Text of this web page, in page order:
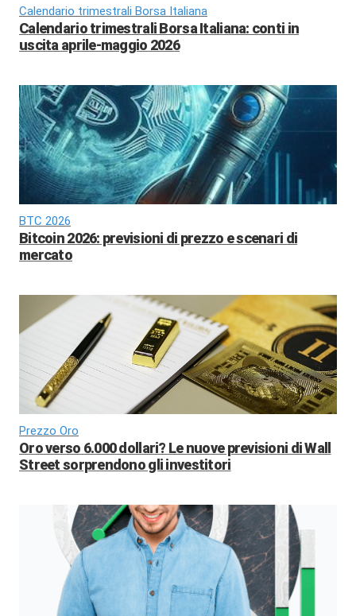
Calendario trimestrali Borsa Italiana
Calendario trimestrali Borsa Italiana: conti in
uscita aprile-maggio 2026
BTC 2026
Bitcoin 2026: previsioni di prezzo e scenari di
mercato
Prezzo Oro
Oro verso 6.000 dollari? Le nuove previsioni di Wall
Street sorprendono gli investitori